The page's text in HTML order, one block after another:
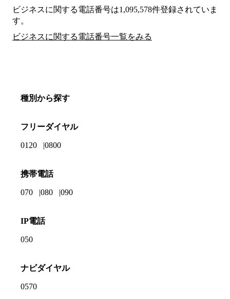
ビジネスに関する電話番号は1,095,578件登録されていま
す。
ビジネスに関する電話番号一覧をみる
種別から探す
フリーダイヤル
0120 0800
携帯電話
070 080 090
IP電話
050
ナビダイヤル
0570